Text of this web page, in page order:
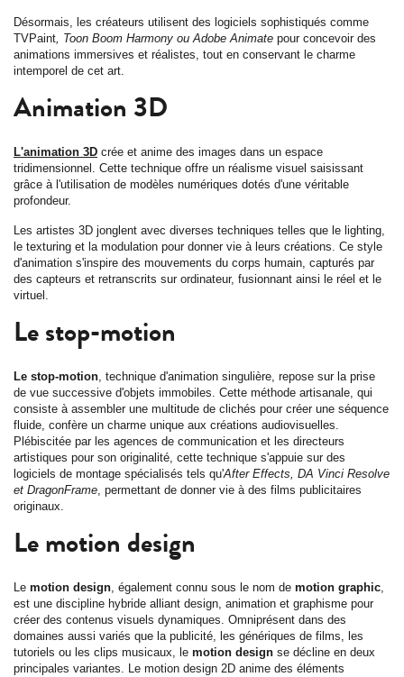
Désormais, les créateurs utilisent des logiciels sophistiqués comme
TVPaint, Toon Boom Harmony ou Adobe Animate pour concevoir des
animations immersives et réalistes, tout en conservant le charme
intemporel de cet art.
Animation 3D
L'animation 3D crée et anime des images dans un espace
tridimensionnel. Cette technique offre un réalisme visuel saisissant
grâce à l'utilisation de modèles numériques dotés d'une véritable
profondeur.
Les artistes 3D jonglent avec diverses techniques telles que le lighting,
le texturing et la modulation pour donner vie à leurs créations. Ce style
d'animation s'inspire des mouvements du corps humain, capturés par
des capteurs et retranscrits sur ordinateur, fusionnant ainsi le réel et le
virtuel.
Le stop-motion
Le stop-motion, technique d'animation singulière, repose sur la prise
de vue successive d'objets immobiles. Cette méthode artisanale, qui
consiste à assembler une multitude de clichés pour créer une séquence
fluide, confère un charme unique aux créations audiovisuelles.
Plébiscitée par les agences de communication et les directeurs
artistiques pour son originalité, cette technique s'appuie sur des
logiciels de montage spécialisés tels qu'After Effects, DA Vinci Resolve
et DragonFrame, permettant de donner vie à des films publicitaires
originaux.
Le motion design
Le motion design, également connu sous le nom de motion graphic,
est une discipline hybride alliant design, animation et graphisme pour
créer des contenus visuels dynamiques. Omniprésent dans des
domaines aussi variés que la publicité, les génériques de films, les
tutoriels ou les clips musicaux, le motion design se décline en deux
principales variantes. Le motion design 2D anime des éléments